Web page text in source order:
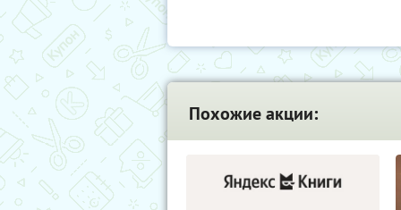
Похожие акции: